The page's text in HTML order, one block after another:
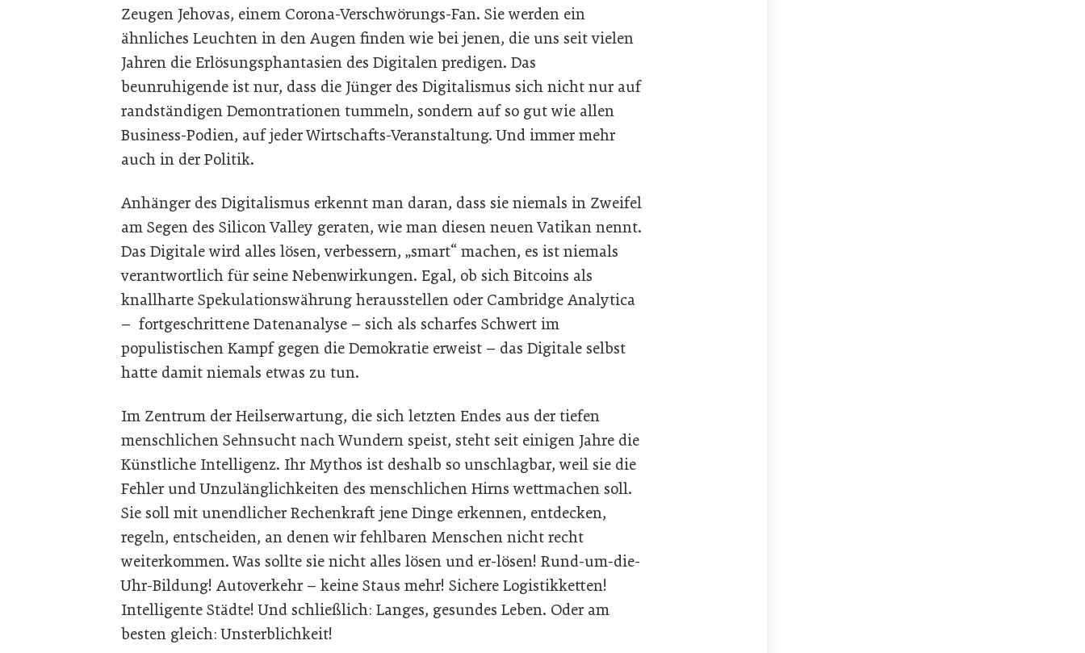
Zeugen Jehovas, einem Corona-Verschwörungs-Fan. Sie werden ein
ähnliches Leuchten in den Augen finden wie bei jenen, die uns seit vielen
Jahren die Erlösungsphantasien des Digitalen predigen. Das
beunruhigende ist nur, dass die Jünger des Digitalismus sich nicht nur auf
randständigen Demontrationen tummeln, sondern auf so gut wie allen
Business-Podien, auf jeder Wirtschafts-Veranstaltung. Und immer mehr
auch in der Politik.
Anhänger des Digitalismus erkennt man daran, dass sie niemals in Zweifel
am Segen des Silicon Valley geraten, wie man diesen neuen Vatikan nennt.
Das Digitale wird alles lösen, verbessern, „smart“ machen, es ist niemals
verantwortlich für seine Nebenwirkungen. Egal, ob sich Bitcoins als
knallharte Spekulationswährung herausstellen oder Cambridge Analytica
– fortgeschrittene Datenanalyse – sich als scharfes Schwert im
populistischen Kampf gegen die Demokratie erweist – das Digitale selbst
hatte damit niemals etwas zu tun.
Im Zentrum der Heilserwartung, die sich letzten Endes aus der tiefen
menschlichen Sehnsucht nach Wundern speist, steht seit einigen Jahre die
Künstliche Intelligenz. Ihr Mythos ist deshalb so unschlagbar, weil sie die
Fehler und Unzulänglichkeiten des menschlichen Hirns wettmachen soll.
Sie soll mit unendlicher Rechenkraft jene Dinge erkennen, entdecken,
regeln, entscheiden, an denen wir fehlbaren Menschen nicht recht
weiterkommen. Was sollte sie nicht alles lösen und er-lösen! Rund-um-die-
Uhr-Bildung! Autoverkehr – keine Staus mehr! Sichere Logistikketten!
Intelligente Städte! Und schließlich: Langes, gesundes Leben. Oder am
besten gleich: Unsterblichkeit!